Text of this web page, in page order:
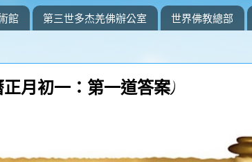
館 第三世多杰羌佛辦公室 世界佛教總部
月初一：第一道答案)